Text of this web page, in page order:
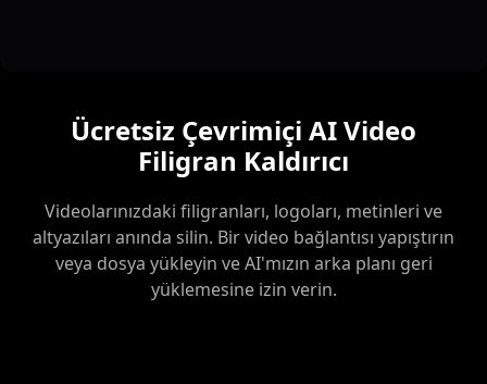
Ücretsiz Çevrimiçi AI Video
Filigran Kaldırıcı
Videolarınızdaki filigranları, logoları, metinleri ve
altyazıları anında silin. Bir video bağlantısı yapıştırın
veya dosya yükleyin ve AI'mızın arka planı geri
yüklemesine izin verin.